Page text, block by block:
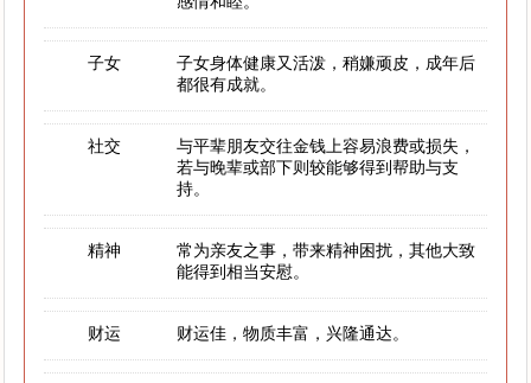
子女
子女身体健康又活泼，稍嫌顽皮，成年后
都很有成就。
社交
与平辈朋友交往金钱上容易浪费或损失，
若与晚辈或部下则较能够得到帮助与支
持。
精神
常为亲友之事，带来精神困扰，其他大致
能得到相当安慰。
财运 财运佳，物质丰富，兴隆通达。